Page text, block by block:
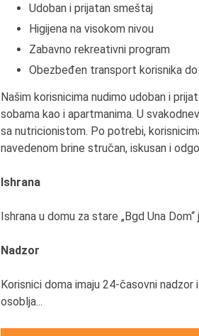
Udoban i prijatan smeštaj
Higijena na visokom nivou
Zabavno rekreativni program
Obezbeđen transport korisnika
Našim korisnicima nudimo udoban i
sobama kao i apartmanima. U
sa nutricionistom. Po potrebi,
navedenom brine stručan, iskusan i
Ishrana
Ishrana u domu za stare „Bgd Una
Nadzor
Korisnici doma imaju 24-časovni
osoblja...